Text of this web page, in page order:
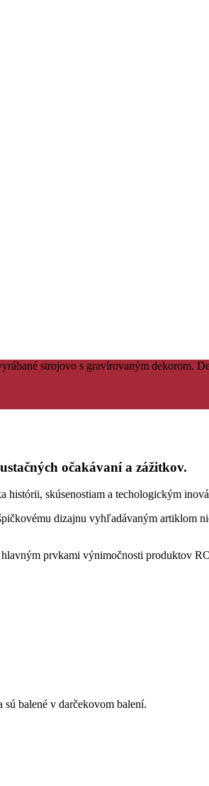
strojovo s gravírovaným dekorom.
očakávaní a zážitkov.
skúsenostiam a techologickým
dizajnu vyhľadávaným artiklom
hlavným prvkami výnimočnosti produktov
sú balené v darčekovom balení.